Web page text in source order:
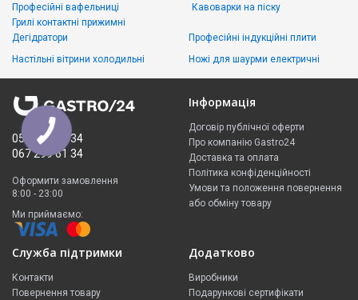
Професійні вафельниці
Грилі контактні прижимні
Кавоварки на піску
Дегідратори
Настільні вітрини холодильні
Професійні індукційні плити
Ножі для шаурми електричні
050 335 61 34
067 299 61 34
Оформити замовлення
8:00 - 23:00
Ми приймаємо:
Інформація
Договір публічної оферти
Про компанію Gastro24
Доставка та оплата
Політика конфіденційності
Умови та положення повернення
або обміну товару
Служба підтримки
Контакти
Повернення товару
Додатково
Виробники
Подарункові сертифікати